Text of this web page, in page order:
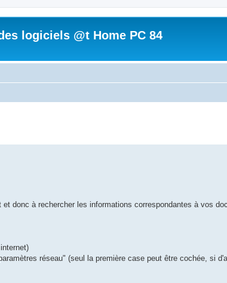
logiciels @t Home PC 84
donc à rechercher les informations correspondantes à vos
réseau" (seul la première case peut être cochée, si